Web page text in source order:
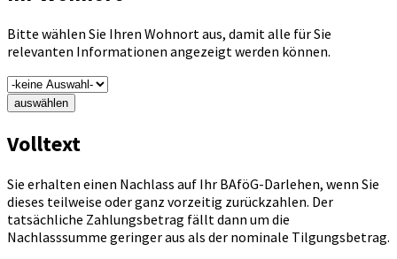
Bitte wählen Sie Ihren Wohnort aus, damit alle für Sie
relevanten Informationen angezeigt werden können.
auswählen
Volltext
Sie erhalten einen Nachlass auf Ihr BAföG-Darlehen, wenn Sie
dieses teilweise oder ganz vorzeitig zurückzahlen. Der
tatsächliche Zahlungsbetrag fällt dann um die
Nachlasssumme geringer aus als der nominale Tilgungsbetrag.